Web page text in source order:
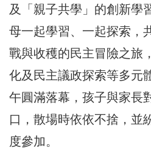
及「親子共學」的創新學
母一起學習、一起探索，
戰與收穫的民主冒險之旅
化及民主議政探索等多元
午圓滿落幕，孩子與家長
口，散場時依依不捨，並
度參加。